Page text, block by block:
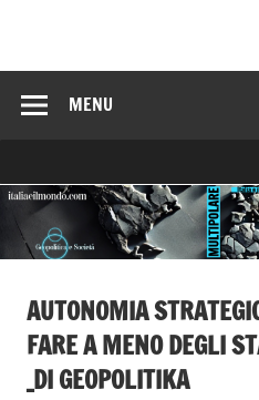
MENU
AUTONOMIA
FARE A MENO DEGLI
_DI GEOPOLITIKA